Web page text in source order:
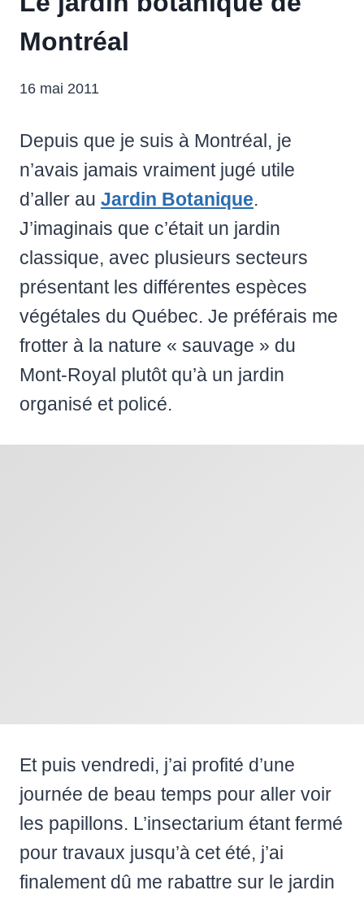
Montréal
16 mai 2011
Depuis que je suis à Montréal, je
n’avais jamais vraiment jugé utile
d’aller au Jardin Botanique.
J’imaginais que c’était un jardin
classique, avec plusieurs secteurs
présentant les différentes espèces
végétales du Québec. Je préférais me
frotter à la nature « sauvage » du
Mont-Royal plutôt qu’à un jardin
organisé et policé.
Et puis vendredi, j’ai profité d’une
journée de beau temps pour aller voir
les papillons. L’insectarium étant fermé
pour travaux jusqu’à cet été, j’ai
finalement dû me rabattre sur le jardin